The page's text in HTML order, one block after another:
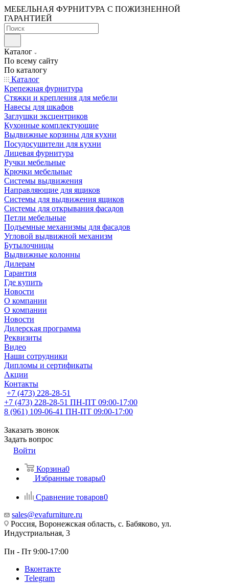
МЕБЕЛЬНАЯ ФУРНИТУРА С ПОЖИЗНЕННОЙ
ГАРАНТИЕЙ
Каталог
По всему сайту
По каталогу
Каталог
Крепежная фурнитура
Стяжки и крепления для мебели
Навесы для шкафов
Заглушки эксцентриков
Кухонные комплектующие
Выдвижные корзины для кухни
Посудосушители для кухни
Лицевая фурнитура
Ручки мебельные
Крючки мебельные
Системы выдвижения
Направляющие для ящиков
Системы для выдвижения ящиков
Системы для открывания фасадов
Петли мебельные
Подъемные механизмы для фасадов
Угловой выдвижной механизм
Бутылочницы
Выдвижные колонны
Дилерам
Гарантия
Где купить
Новости
О компании
О компании
Новости
Дилерская программа
Реквизиты
Видео
Наши сотрудники
Дипломы и сертификаты
Акции
Контакты
+7 (473) 228-28-51
+7 (473) 228-28-51 ПН-ПТ 09:00-17:00
8 (961) 109-06-41 ПН-ПТ 09:00-17:00
Заказать звонок
Задать вопрос
Войти
Корзина0
Избранные товары0
Сравнение товаров0
sales@evafurniture.ru
Россия, Воронежская область, с. Бабяково, ул.
Индустриальная, 3
Пн - Пт 9:00-17:00
Вконтакте
Telegram